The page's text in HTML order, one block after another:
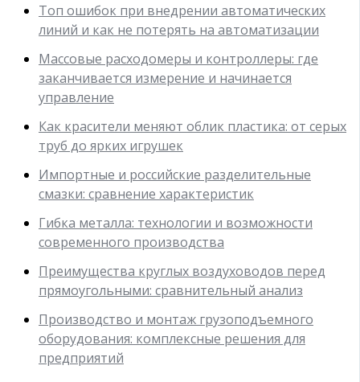
Топ ошибок при внедрении автоматических
линий и как не потерять на автоматизации
Массовые расходомеры и контроллеры: где
заканчивается измерение и начинается
управление
Как красители меняют облик пластика: от серых
труб до ярких игрушек
Импортные и российские разделительные
смазки: сравнение характеристик
Гибка металла: технологии и возможности
современного производства
Преимущества круглых воздуховодов перед
прямоугольными: сравнительный анализ
Производство и монтаж грузоподъемного
оборудования: комплексные решения для
предприятий